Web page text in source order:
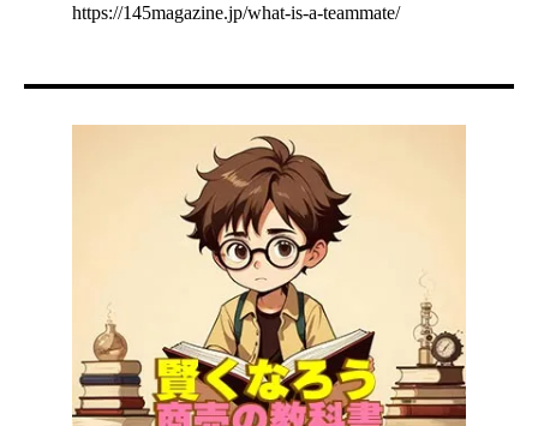
https://145magazine.jp/what-is-a-teammate/